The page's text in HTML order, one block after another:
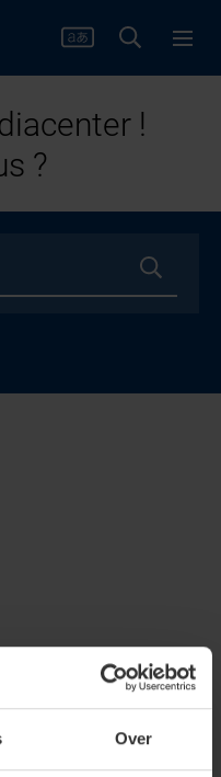
Over
!
?